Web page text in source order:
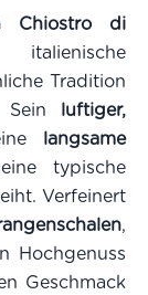
Chiostro di
Tradition
Sein luftiger,
langsame
typische
Verfeinert
,
Hochgenuss
Geschmack